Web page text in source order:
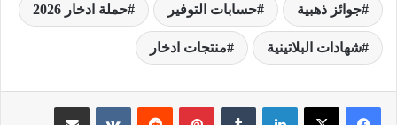
جوائز ذهبية حسابات التوفير حملة ادخار 2026
شهادات البلاتينية منتجات ادخار
لينكدإن بينتيريست